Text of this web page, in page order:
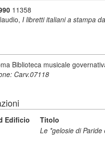
11358
I libretti italiani a stampa
Biblioteca musicale
Carv.07118
Edificio
Titolo
Le *gelosie di Paride